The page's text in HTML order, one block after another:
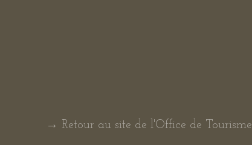
→ Retour au site de l'Office de Tourisme